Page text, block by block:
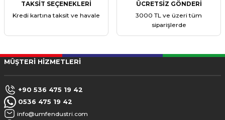
TAKSİT SEÇENEKLERİ
Kredi kartına taksit ve havale
ÜCRETSİZ GÖNDERİ
3000 TL ve üzeri tüm
siparişlerde
MÜŞTERİ HİZMETLERİ
+90 536 475 19 42
0536 475 19 42
info@umfendustri.com